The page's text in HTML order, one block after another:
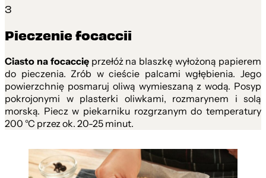
3
Pieczenie focaccii
Ciasto na focaccięprzełóż na blaszkę wyłożoną papierem
do pieczenia. Zrób w cieście palcami wgłębienia. Jego
powierzchnię posmaruj oliwą wymieszaną z wodą. Posyp
pokrojonymi w plasterki oliwkami, rozmarynem i solą
morską. Piecz w piekarniku rozgrzanym do temperatury
200 °C przez ok. 20-25 minut.